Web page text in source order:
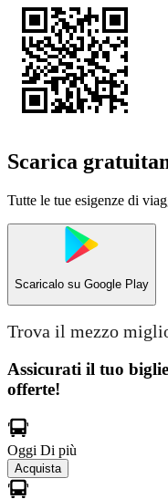
Scarica
Tutte le tue esigenze di
Scaricalo su Google Play
Trova il mezzo
Assicurati il ​​tuo
offerte!
Oggi Di più
Acquista